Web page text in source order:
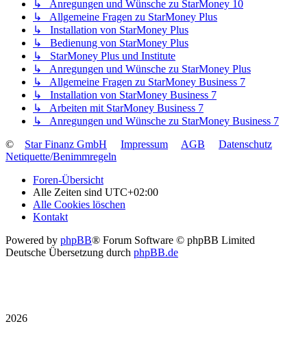
↳ Anregungen und Wünsche zu StarMoney 10
↳ Allgemeine Fragen zu StarMoney Plus
↳ Installation von StarMoney Plus
↳ Bedienung von StarMoney Plus
↳ StarMoney Plus und Institute
↳ Anregungen und Wünsche zu StarMoney Plus
↳ Allgemeine Fragen zu StarMoney Business 7
↳ Installation von StarMoney Business 7
↳ Arbeiten mit StarMoney Business 7
↳ Anregungen und Wünsche zu StarMoney Business 7
©
Star Finanz GmbH Impressum AGB
Datenschutz
Netiquette/Benimmregeln
Foren-Übersicht
Alle Zeiten sind UTC+02:00
Alle Cookies löschen
Kontakt
Powered by phpBB® Forum Software © phpBB Limited
Deutsche Übersetzung durch phpBB.de
2026